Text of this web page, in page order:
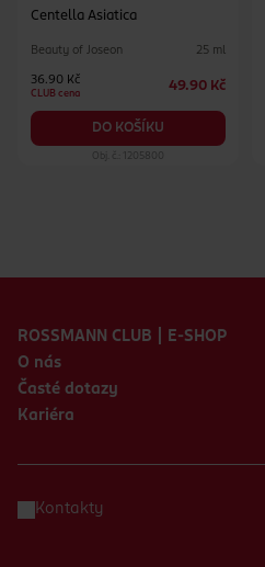
Centella Asiatica
Beauty of Joseon 25 ml
36.90 Kč
CLUB cena
49.90 Kč
DO KOŠÍKU
Obj. č.: 1205800
ROSSMANN CLUB | E-SHOP
O nás
Časté dotazy
Kariéra
Kontakty